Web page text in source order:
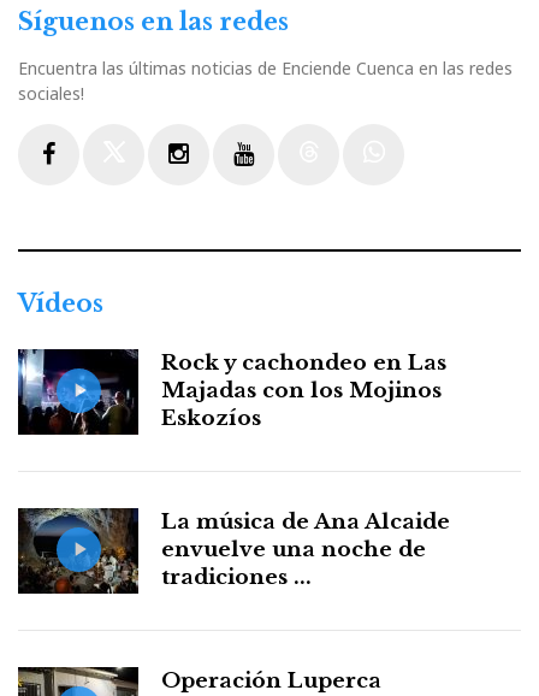
Síguenos en las redes
Encuentra las últimas noticias de Enciende Cuenca en las redes
sociales!
Vídeos
Rock y cachondeo en Las
Majadas con los Mojinos
Eskozíos
La música de Ana Alcaide
envuelve una noche de
tradiciones ...
Operación Luperca